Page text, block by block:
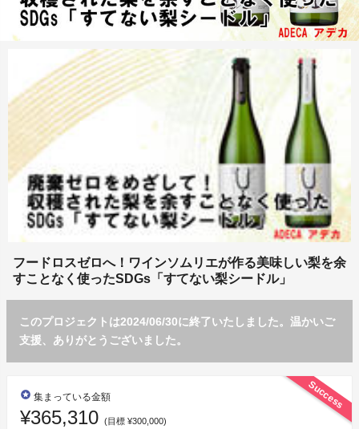
フードロスゼロへ！ワインソムリエが作る美味しい梨を余
すことなく使ったSDGs「すてない梨シードル」
このプロジェクトは2024/06/30に終了いたしました。温かいご
支援、ありがとうございました。
Success
stars 集まっている金額
¥365,310 (目標 ¥300,000)